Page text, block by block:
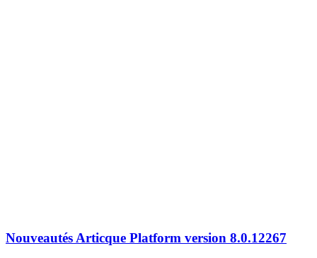
Nouveautés Articque Platform version 8.0.12267